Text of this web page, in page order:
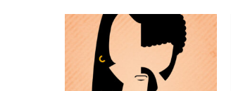
prezzo:
da
22,00€
a